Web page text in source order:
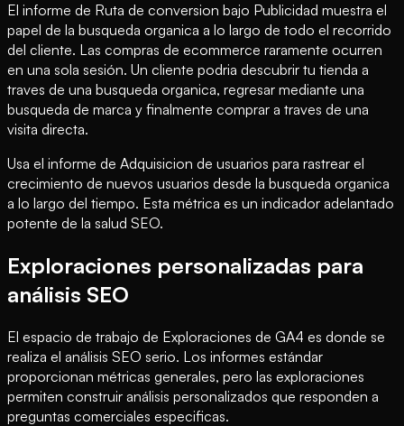
El informe de Ruta de conversion bajo Publicidad muestra el
papel de la busqueda organica a lo largo de todo el recorrido
del cliente. Las compras de ecommerce raramente ocurren
en una sola sesión. Un cliente podria descubrir tu tienda a
traves de una busqueda organica, regresar mediante una
busqueda de marca y finalmente comprar a traves de una
visita directa.
Usa el informe de Adquisicion de usuarios para rastrear el
crecimiento de nuevos usuarios desde la busqueda organica
a lo largo del tiempo. Esta métrica es un indicador adelantado
potente de la salud SEO.
Exploraciones personalizadas para
análisis SEO
El espacio de trabajo de Exploraciones de GA4 es donde se
realiza el análisis SEO serio. Los informes estándar
proporcionan métricas generales, pero las exploraciones
permiten construir análisis personalizados que responden a
preguntas comerciales especificas.